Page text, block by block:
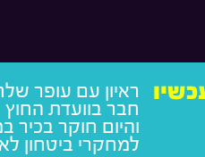
ראיון עם עופר
חבר בוועדת החוץ
והיום חוקר בכיר
למחקרי ביטחון